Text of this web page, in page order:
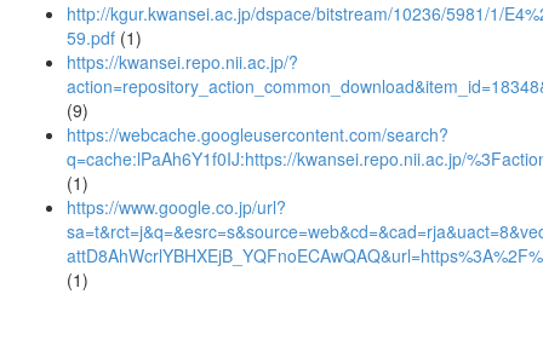
http://kgur.kwansei.ac.jp/dspace/bitstream/10236/5981/1/
59.pdf (1)
https://kwansei.repo.nii.ac.jp/?
(9)
https://webcache.googleusercontent.com/search?
q=cache:lPaAh6Y1f0IJ:https://kwansei.repo.nii.ac.jp/
(1)
https://www.google.co.jp/url?
(1)